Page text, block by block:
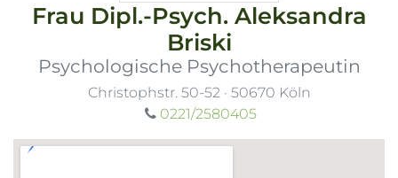
Frau Dipl.-Psych. Aleksandra
Briski
Psychologische Psychotherapeutin
Christophstr. 50-52 · 50670 Köln
0221/2580405